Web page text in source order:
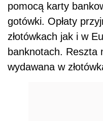
pomocą karty
gotówki. Opłaty
złotówkach jak i w
banknotach. Reszta
wydawana w